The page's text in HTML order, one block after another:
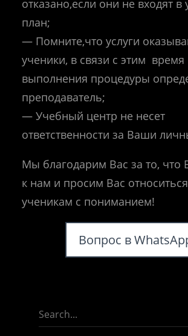
отказано,если они не входят
план;
— Помните,что услуги
ученики, в связи с этим время
выполнения процедуры
преподаватель;
— Учебный центр не несет
ответственности за Ваши
Мы благодарим Вас за то,
к нам и просим Вас
ученикам с пониманием!
Вопрос в
S
e